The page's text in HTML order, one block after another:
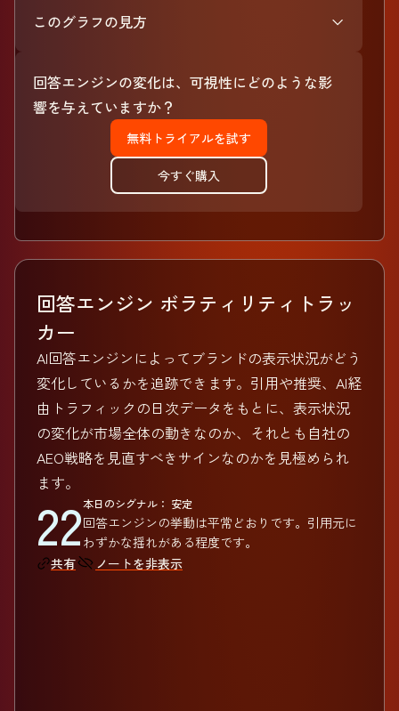
このグラフの見方
回答エンジンの変化は、可視性にどのような影
響を与えていますか？
無料トライアルを試す
今すぐ購入
回答エンジン ボラティリティトラッ
カー
AI回答エンジンによってブランドの表示状況がどう
変化しているかを追跡できます。引用や推奨、AI経
由トラフィックの日次データをもとに、表示状況
の変化が市場全体の動きなのか、それとも自社の
AEO戦略を見直すべきサインなのかを見極められ
ます。
22本日のシグナル： 安定
回答エンジンの挙動は平常どおりです。引用元に
わずかな揺れがある程度です。
共有
ノートを非表示